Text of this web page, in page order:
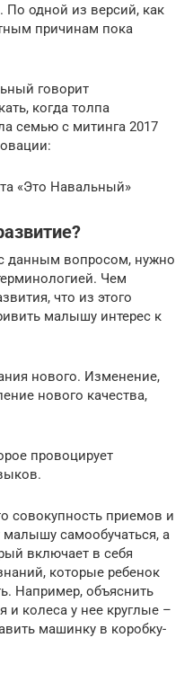
одной из версий, как
причинам пока
говорит
когда толпа
семью с митинга 2017
«Это Навальный»
данным вопросом, нужно
Чем
что из этого
малышу интерес к
нового. Изменение,
нового качества,
провоцирует
совокупность приемов и
самообучаться, а
включает в себя
которые ребенок
Например, объяснить
и колеса у нее круглые –
машинку в коробку-